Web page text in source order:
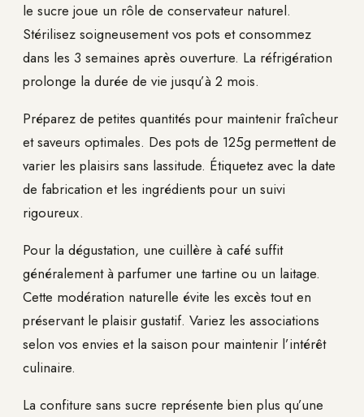
le sucre joue un rôle de conservateur naturel.
Stérilisez soigneusement vos pots et consommez
dans les 3 semaines après ouverture. La réfrigération
prolonge la durée de vie jusqu’à 2 mois.
Préparez de petites quantités pour maintenir fraîcheur
et saveurs optimales. Des pots de 125g permettent de
varier les plaisirs sans lassitude. Étiquetez avec la date
de fabrication et les ingrédients pour un suivi
rigoureux.
Pour la dégustation, une cuillère à café suffit
généralement à parfumer une tartine ou un laitage.
Cette modération naturelle évite les excès tout en
préservant le plaisir gustatif. Variez les associations
selon vos envies et la saison pour maintenir l’intérêt
culinaire.
La confiture sans sucre représente bien plus qu’une